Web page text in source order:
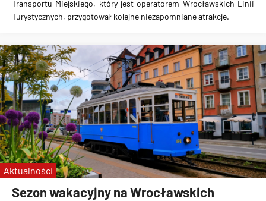
Transportu Miejskiego, który jest operatorem Wrocławskich Linii
Turystycznych, przygotował kolejne niezapomniane atrakcje.
Sezon wakacyjny na Wrocławskich
Aktualności